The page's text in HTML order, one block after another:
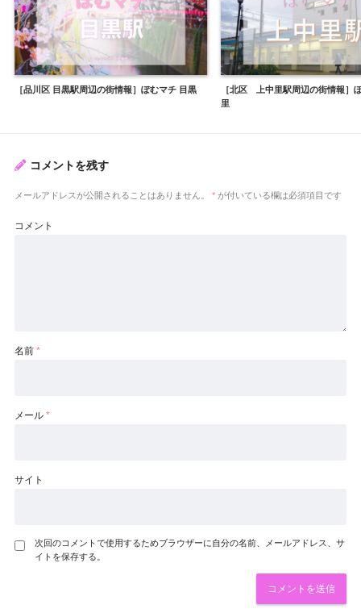
［品川区 目黒駅周辺の街情報］ぽむマチ 目黒
［北区 上中里駅周辺の街情報］
里
コメントを残す
メールアドレスが公開されることはありません。 * が付いている欄は必須項目です
コメント
名前 *
メール *
サイト
次回のコメントで使用するためブラウザーに自分の名前、メールアドレス、サ
イトを保存する。